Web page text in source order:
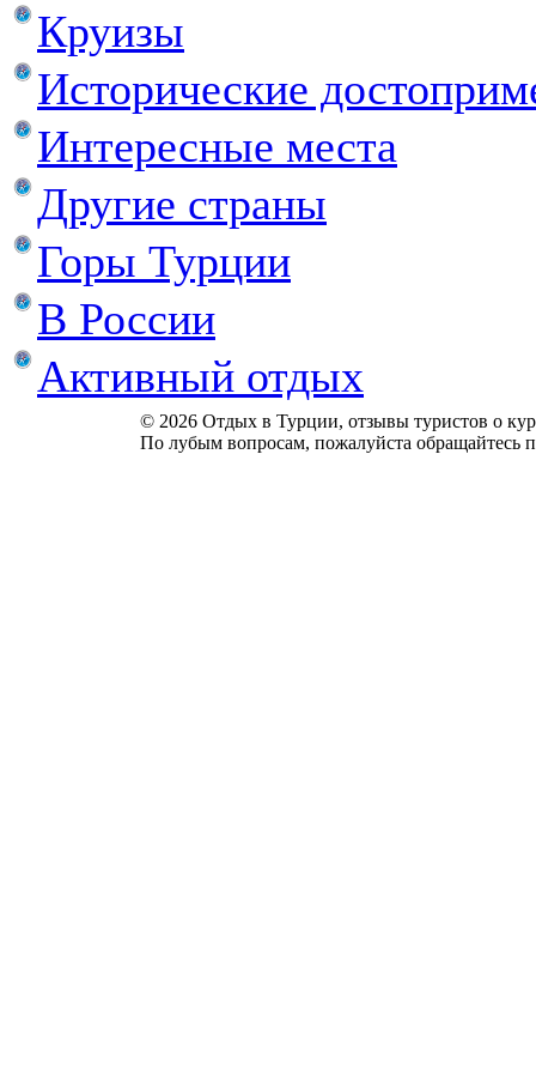
Круизы
Исторические
Интересные места
Другие страны
Горы Турции
В России
Активный отдых
© 2026 Отдых в Турции, отзывы туристов о
По лубым вопросам, пожалуйста обращайтесь